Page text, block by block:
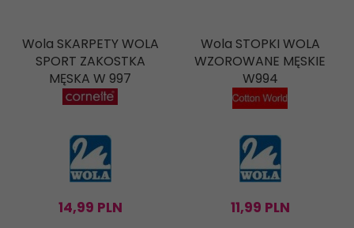
Wola SKARPETY WOLA
SPORT ZAKOSTKA
MĘSKA W 997
14,99 PLN
Wola STOPKI WOLA
WZOROWANE MĘSKIE
W994
11,99 PLN